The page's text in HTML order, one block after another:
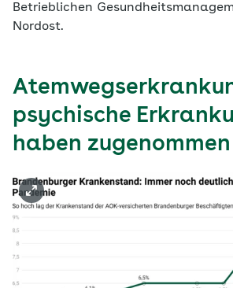
Betrieblichen
Nordost.
psychische
haben zugenommen